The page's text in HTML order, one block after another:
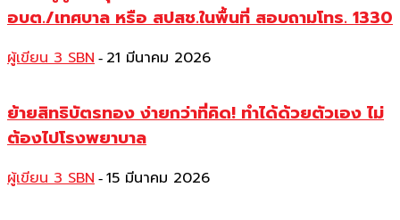
อบต./เทศบาล หรือ สปสช.ในพื้นที่ สอบถามโทร. 1330
ผู้เขียน 3 SBN - 21 มีนาคม 2026
ย้ายสิทธิบัตรทอง ง่ายกว่าที่คิด! ทำได้ด้วยตัวเอง ไม่
ต้องไปโรงพยาบาล
ผู้เขียน 3 SBN - 15 มีนาคม 2026